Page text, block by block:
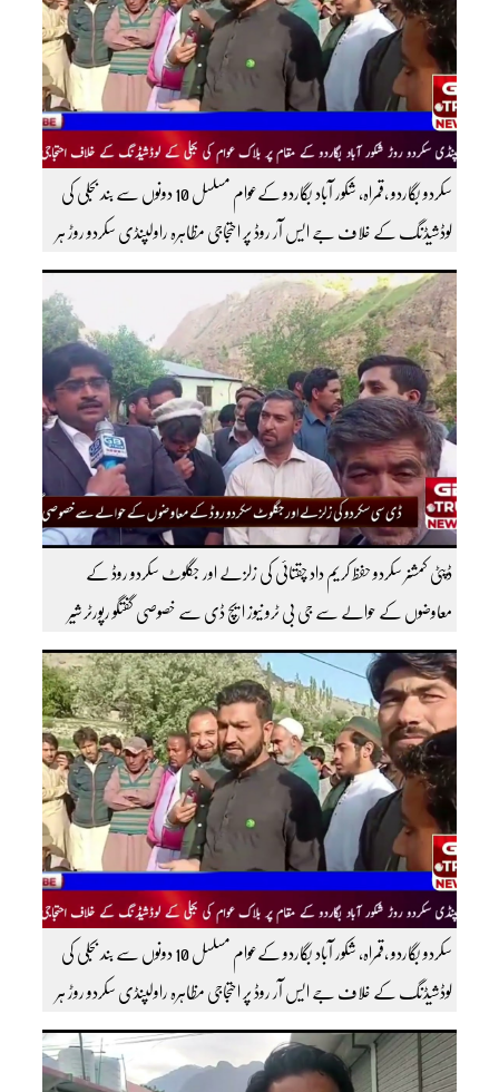
سکردو بگاردو ،قمراہ، شکور آباد بگاردو کےعوام مسلسل 10 دونوں سے بند بجلی کی
لوڈشیڈنگ کے خلاف جے ایس آر روڈ پر احتجاجی مظاہرہ راولپنڈی سکردو روڑ ہر
قسم کی ٹریفک کے لئے بند۔۔ مزید اپڈیٹس کے لیے ہمارے یوٹیوب چینل کو
سبسکرائب کریں
ڈپٹی کمشنر سکردو حفظ کریم داد چقتائی کی زلزلے اور جگلوٹ سکردو روڈ کے
معاوضوں کے حوالے سے جی بی ٹرو نیوز ایچ ڈی سے خصوصی گفتگو رپورٹر شیر
افضل روندو
سکردو بگاردو ،قمراہ، شکور آباد بگاردو کےعوام مسلسل 10 دونوں سے بند بجلی کی
لوڈشیڈنگ کے خلاف جے ایس آر روڈ پر احتجاجی مظاہرہ راولپنڈی سکردو روڑ ہر
قسم کی ٹریفک کے لئے بند۔۔ مزید اپڈیٹس کے لیے ہمارے یوٹیوب چینل کو
سبسکرائب کریں